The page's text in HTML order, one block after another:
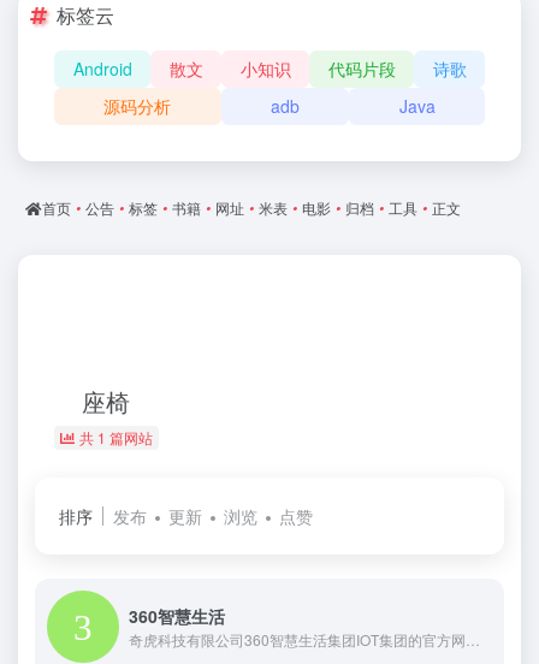
标签云
Android 散文 小知识 代码片段
诗歌
源码分析
adb Java
首页 • 公告 • 标签 • 书籍 • 网址 • 米表 • 电影 • 归档 • 工具 • 正文
座椅
共 1 篇网站
排序 发布 更新 浏览 点赞
360智慧生活